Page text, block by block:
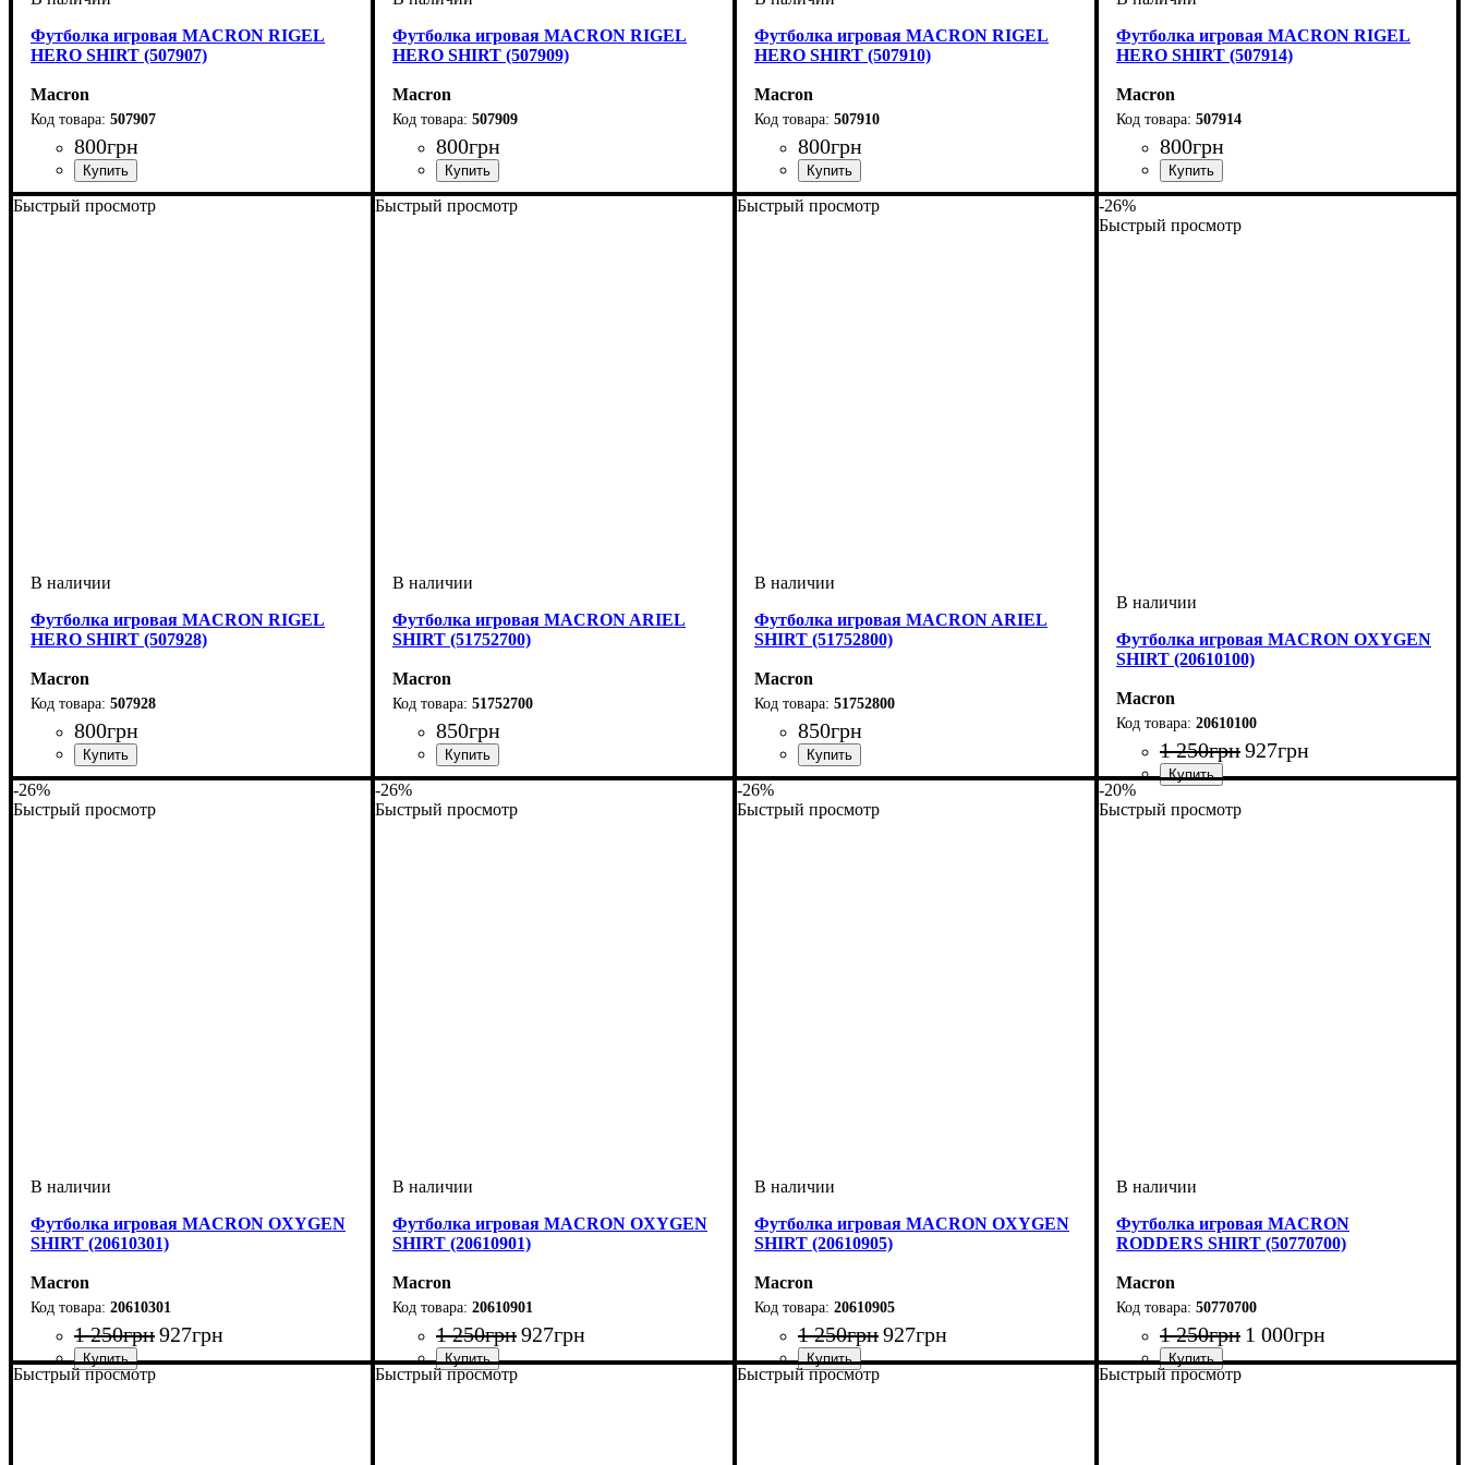
Футболка игровая MACRON RIGEL
HERO SHIRT (507907)
Macron
507907
800грн
Пол: Детское, Унисекс, Мужской
Производитель: Macron
Цвет: Темно-синий
Футболка игровая MACRON RIGEL
HERO SHIRT (507909)
Macron
507909
800грн
Пол: Детское, Унисекс, Мужской
Производитель: Macron
Цвет: Черный
Футболка игровая MACRON RIGEL
HERO SHIRT (507910)
Macron
507910
800грн
Пол: Детское, Унисекс, Мужской
Производитель: Macron
Цвет: Голубой
Футболка игровая MACRON RIGEL
HERO SHIRT (507914)
Macron
507914
800грн
Пол: Детское, Унисекс, Мужской
Производитель: Macron
Цвет: Бордовый
Быстрый просмотр
Футболка игровая MACRON RIGEL
HERO SHIRT (507928)
Macron
507928
800грн
Пол: Детское, Унисекс, Мужской
Производитель: Macron
Цвет: Антрацит
Быстрый просмотр
Футболка игровая MACRON ARIEL
SHIRT (51752700)
Macron
51752700
850грн
Пол: Женский
Производитель: Macron
Цвет: Рожевий
Быстрый просмотр
Футболка игровая MACRON ARIEL
SHIRT (51752800)
Macron
51752800
850грн
Пол: Женский
Производитель: Macron
Цвет: Антрацит
-26%
Быстрый просмотр
Футболка игровая MACRON OXYGEN
SHIRT (20610100)
Macron
20610100
1 250грн927грн
Пол
Производитель
Цвет
Спорт
-26%
Быстрый просмотр
Футболка игровая MACRON OXYGEN
SHIRT (20610301)
Macron
20610301
1 250грн927грн
Пол: Женский
Производитель: Macron
Цвет: Синий
Спорт: Волейбол
-26%
Быстрый просмотр
Футболка игровая MACRON OXYGEN
SHIRT (20610901)
Macron
20610901
1 250грн927грн
Пол: Женский
Производитель: Macron
Цвет: Черный
Спорт: Волейбол
-26%
Быстрый просмотр
Футболка игровая MACRON OXYGEN
SHIRT (20610905)
Macron
20610905
1 250грн927грн
Пол: Женский
Производитель: Macron
Цвет: Черный
Спорт: Волейбол
-20%
Быстрый просмотр
Футболка игровая MACRON
RODDERS SHIRT (50770700)
Macron
50770700
1 250грн 1 000грн
Цвет: Темно-синий
Быстрый просмотр Быстрый просмотр Быстрый просмотр Быстрый просмотр